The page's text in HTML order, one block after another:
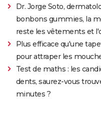
Dr. Jorge Soto,
bonbons gummies, la
reste les vêtements et
Plus efficace qu'une
pour attraper les
Test de maths : les
dents, saurez-vous
minutes ?